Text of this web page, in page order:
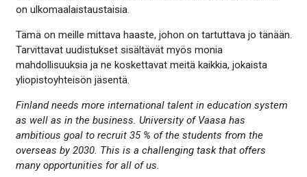
on ulkomaalaistaustaisia.
Tämä on meille mittava haaste, johon on tartuttava jo tänään.
Tarvittavat uudistukset sisältävät myös monia
mahdollisuuksia ja ne koskettavat meitä kaikkia, jokaista
yliopistoyhteisön jäsentä.
Finland needs more international talent in education system
as well as in the business. University of Vaasa has
ambitious goal to recruit 35 % of the students from the
overseas by 2030. This is a challenging task that offers
many opportunities for all of us.